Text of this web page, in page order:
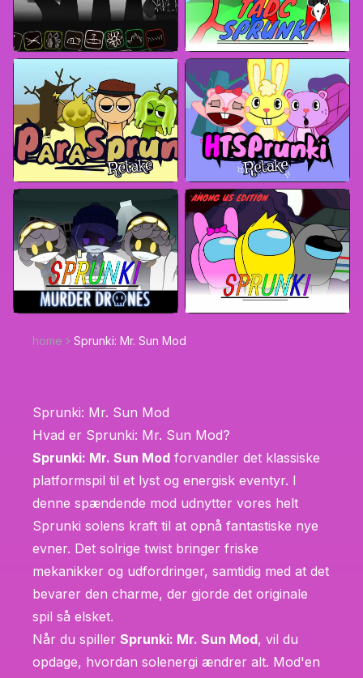
home Sprunki: Mr. Sun Mod
Sprunki: Mr. Sun Mod
Hvad er Sprunki: Mr. Sun Mod?
Sprunki: Mr. Sun Mod forvandler det klassiske
platformspil til et lyst og energisk eventyr. I
denne spændende mod udnytter vores helt
Sprunki solens kraft til at opnå fantastiske nye
evner. Det solrige twist bringer friske
mekanikker og udfordringer, samtidig med at det
bevarer den charme, der gjorde det originale
spil så elsket.
Når du spiller Sprunki: Mr. Sun Mod, vil du
opdage, hvordan solenergi ændrer alt. Mod'en